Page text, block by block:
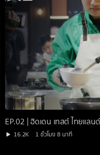
EP.02 | ฮิดเดน เทสต์ ไทยแลนด์
16.2K 1 ชั่วโมง 8 นาที